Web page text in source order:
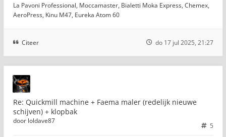
La Pavoni Professional, Moccamaster, Bialetti Moka Express, Chemex,
AeroPress, Kinu M47, Eureka Atom 60
Citeer do 17 jul 2025, 21:27
Re: Quickmill machine + Faema maler (redelijk nieuwe
schijven) + klopbak
5
door loldave87